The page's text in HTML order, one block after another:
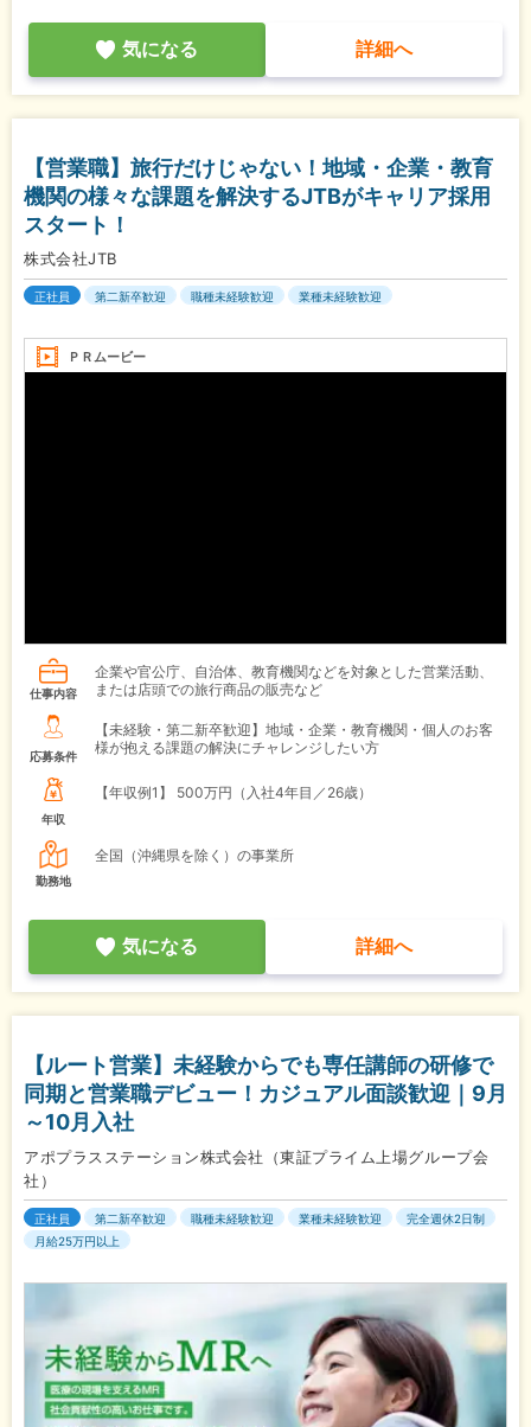
気になる 詳細へ
【営業職】旅行だけじゃない！地域・企業・教育
機関の様々な課題を解決するJTBがキャリア採用
スタート！
株式会社JTB
正社員 第二新卒歓迎 職種未経験歓迎 業種未経験歓迎
ＰＲムービー
仕事内容
企業や官公庁、自治体、教育機関などを対象とした営業活動、
または店頭での旅行商品の販売など
応募条件
【未経験・第二新卒歓迎】地域・企業・教育機関・個人のお客
様が抱える課題の解決にチャレンジしたい方
年収
【年収例1】 500万円（入社4年目／26歳）
勤務地
全国（沖縄県を除く）の事業所
気になる 詳細へ
【ルート営業】未経験からでも専任講師の研修で
同期と営業職デビュー！カジュアル面談歓迎｜9月
～10月入社
アポプラスステーション株式会社（東証プライム上場グループ会
社）
正社員 第二新卒歓迎 職種未経験歓迎 業種未経験歓迎
完全週休2日制
月給25万円以上